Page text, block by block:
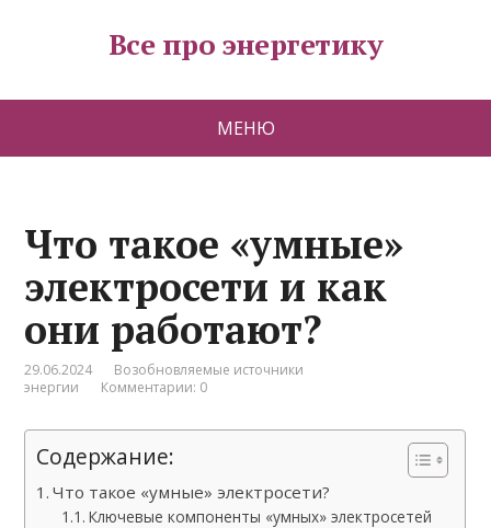
Все про энергетику
МЕНЮ
Что такое «умные»
электросети и как
они работают?
29.06.2024
Возобновляемые источники
энергии
Комментарии: 0
Содержание:
Что такое «умные» электросети?
Ключевые компоненты «умных» электросетей